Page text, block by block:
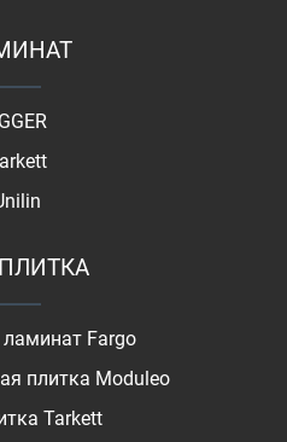
Fargo
плитка Moduleo
Tarkett